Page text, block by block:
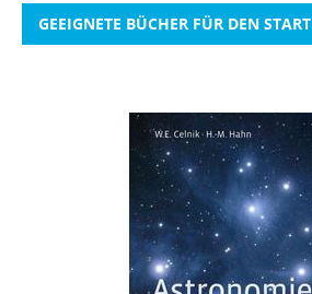
GEEIGNETE BÜCHER FÜR DEN START